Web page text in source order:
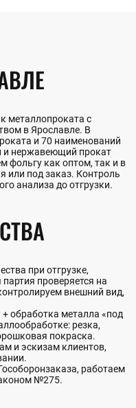
металлопроката с
в Ярославле. В
и 70 наименований
и нержавеющий прокат
фольгу как оптом, так и в
или под заказ. Контроль
анализа до отгрузки.
при отгрузке,
проверяется на
внешний вид,
обработка металла «под
резка,
покраска.
и эскизам клиентов,
работаем
№275.